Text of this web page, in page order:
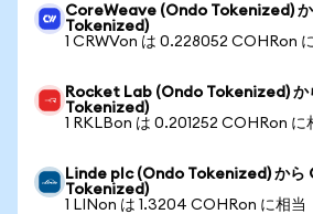
CoreWeave (Ondo Tokenized)
Tokenized)
1 CRWVon は 0.228052 COHRon
Rocket Lab (Ondo Tokenized)
Tokenized)
1 RKLBon は 0.201252 COHRon に
Linde plc (Ondo Tokenized) か
Tokenized)
1 LINon は 1.3204 COHRon に相当